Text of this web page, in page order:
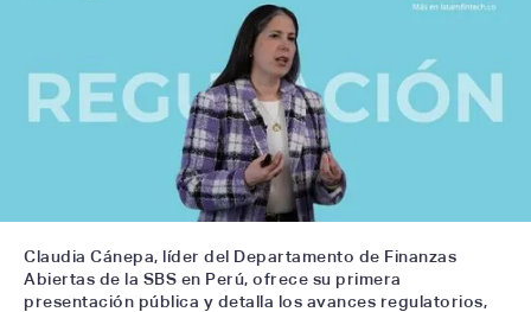
Claudia Cánepa, líder del Departamento de Finanzas
Abiertas de la SBS en Perú, ofrece su primera
presentación pública y detalla los avances regulatorios,